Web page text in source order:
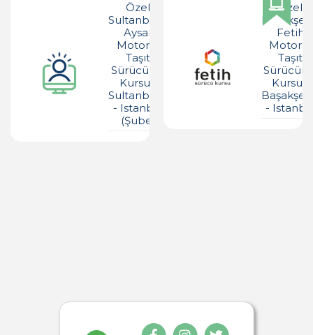
Özel
Sultanbeyli
Aysar
Motorlu
Taşıt
Sürücüleri
Kursu -
Sultanbeyli
- Istanbul
(şube)
Özel
Fetih
Motorlu
Taşıt
Kursu -
-